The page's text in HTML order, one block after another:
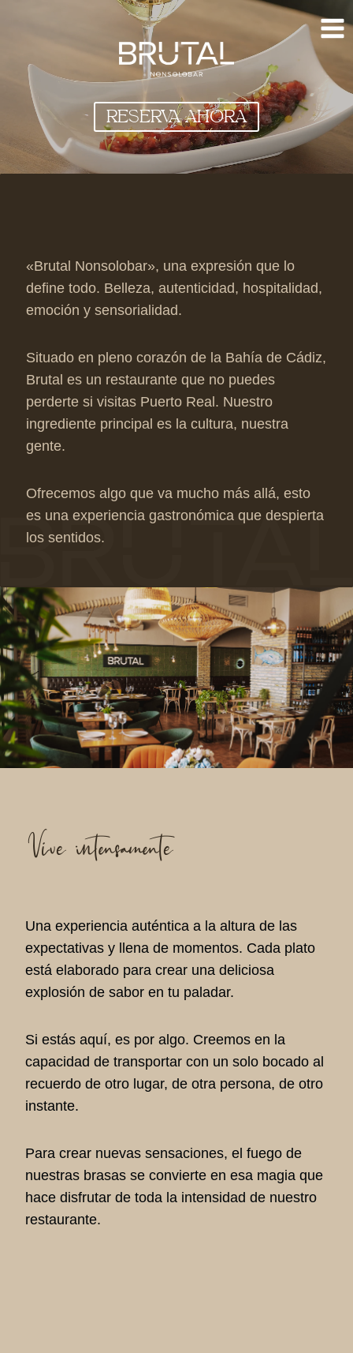
RESERVA AHORA
«Brutal Nonsolobar», una expresión que lo
define todo. Belleza, autenticidad, hospitalidad,
emoción y sensorialidad.
Situado en pleno corazón de la Bahía de Cádiz,
Brutal es un restaurante que no puedes
perderte si visitas Puerto Real. Nuestro
ingrediente principal es la cultura, nuestra
gente.
Ofrecemos algo que va mucho más allá, esto
es una experiencia gastronómica que despierta
los sentidos.
Vive intensamente
Una experiencia auténtica a la altura de las
expectativas y llena de momentos. Cada plato
está elaborado para crear una deliciosa
explosión de sabor en tu paladar.
Si estás aquí, es por algo. Creemos en la
capacidad de transportar con un solo bocado al
recuerdo de otro lugar, de otra persona, de otro
instante.
Para crear nuevas sensaciones, el fuego de
nuestras brasas se convierte en esa magia que
hace disfrutar de toda la intensidad de nuestro
restaurante.